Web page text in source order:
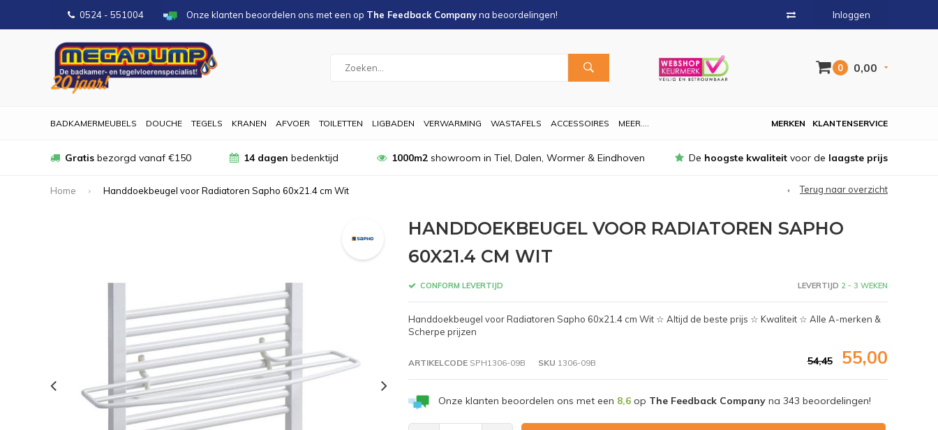
0524 - 551004 Onze klanten beoordelen ons met een op The Feedback Companyna beoordelingen! Inloggen
0 0,00
BADKAMERMEUBELS DOUCHE TEGELS KRANEN AFVOER TOILETTEN LIGBADEN VERWARMING WASTAFELS ACCESSOIRES MEER.... KLANTENSERVICE
MERKEN
Gratis bezorgd vanaf €150 14 dagen bedenktijd 1000m2showroom in Tiel, Dalen, Wormer & Eindhoven De hoogste kwaliteit voor de laagste prijs
Home Handdoekbeugel voor Radiatoren Sapho 60x21.4 cm Wit Terug naar overzicht
HANDDOEKBEUGEL VOOR RADIATOREN SAPHO
60X21.4 CM WIT
CONFORM LEVERTIJD LEVERTIJD 2 - 3 WEKEN
Handdoekbeugel voor Radiatoren Sapho 60x21.4 cm Wit ☆ Altijd de beste prijs ☆ Kwaliteit ☆ Alle A-merken &
Scherpe prijzen
ARTIKELCODESPH1306-09B SKU 1306-09B 54,45 55,00
Onze klanten beoordelen ons met een 8,6op The Feedback Companyna 343 beoordelingen!